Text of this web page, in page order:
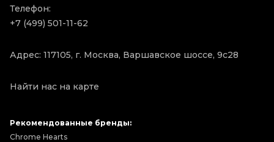
Телефон:
+7 (499) 501-11-62
Адрес: 117105, г. Москва, Варшавское шоссе, 9с28
Найти нас на карте
Рекомендованные бренды:
Chrome Hearts